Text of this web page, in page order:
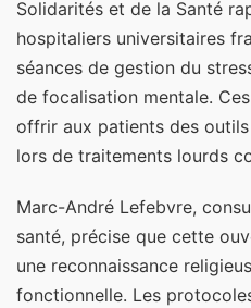
Solidarités et de la Santé
hospitaliers universitaires
séances de gestion du
de focalisation mentale.
offrir aux patients des
lors de traitements lourds
Marc-André Lefebvre,
santé, précise que cette
une reconnaissance
fonctionnelle. Les